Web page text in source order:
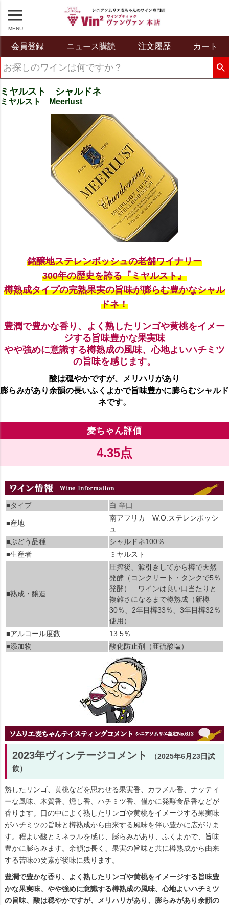
MENU
会員登録 ニュース購読 注文履歴 カート
ミヤルスト シャルドネ
ミヤルスト Meerlust
銘醸地ステレンボッシュの老舗ワイナリー
300年の歴史を誇る『ミヤルスト』
樽熟成タイプの完熟果実の旨味が膨らむ豊かなシャル
ドネ！
豊潤で豊かな香り、よく熟したリンゴや黄桃をイメー
ジする旨味豊かな果実味
やや強めに意識する樽熟成の風味、心地よいハチミツ
の旨味を感じます。
酸は穏やかですが、メリハリがあり
膨らみがあり余韻の長いふくよかで旨味豊かに膨らむシャルド
ネです。
麦ちゃん評価
4.35点
■タイプ 白 辛口
■産地
南アフリカ W.O.ステレンボッシ
ュ
■ぶどう品種
シャルドネ100％
■生産者
ミヤルスト
■熟成・醸造
圧搾後、澱引きしてから樽で天然
発酵（コンクリート・タンクで5％
発酵） ワインは良い口当たりと
複雑さになるまで樽熟成（新樽
30％、2年目樽33％、3年目樽32％
使用）
■アルコール度数
13.5％
■添加物
酸化防止剤（亜硫酸塩）
2023年ヴィンテージコメント
（2025年6月23日試
飲）
熟したリンゴ、黄桃などを思わせる果実香、カラメル香、ナッティ
ーな風味、木質香、燻し香、ハチミツ香、僅かに発酵食品香などが
香ります。口の中によく熟したリンゴや黄桃をイメージする果実味
がハチミツの旨味と樽熟成から由来する風味を伴い豊かに広がりま
す。程よい酸とミネラルを感じ、膨らみがあり、ふくよかで、旨味
豊かに膨らみます。余韻は長く、果実の旨味と共に樽熟成から由来
する苦味の要素が後味に残ります。
豊潤で豊かな香り、よく熟したリンゴや黄桃をイメージする旨味豊
かな果実味、やや強めに意識する樽熟成の風味、心地よいハチミツ
の旨味、酸は穏やかですが、メリハリがあり、膨らみがあり余韻の